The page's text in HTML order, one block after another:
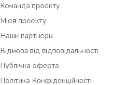
Команда проекту
Місія проекту
Наши партнеры
Відмова від відповідальності
Публічна оферта
Політика Конфіденційності